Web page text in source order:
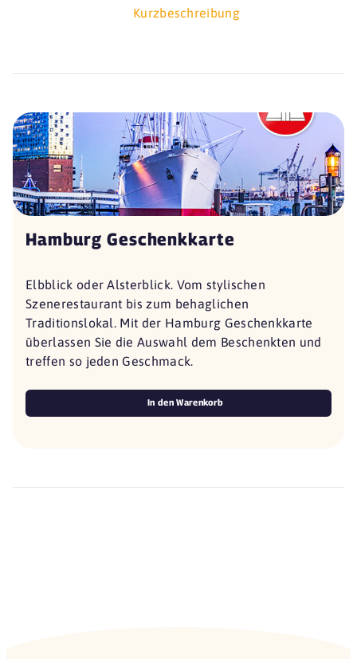
Kurzbeschreibung
Hamburg Geschenkkarte
Elbblick oder Alsterblick. Vom stylischen
Szenerestaurant bis zum behaglichen
Traditionslokal. Mit der Hamburg Geschenkkarte
überlassen Sie die Auswahl dem Beschenkten und
treffen so jeden Geschmack.
In den Warenkorb